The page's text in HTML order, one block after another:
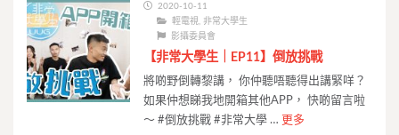
2020-10-11
輕電視, 非常大學生
影攝委員會
【非常大學生｜EP11】倒放挑戰
將啲野倒轉黎講， 你仲聽唔聽得出講緊咩？
如果仲想睇我地開箱其他APP， 快啲留言啦
～ #倒放挑戰 #非常大學 … 更多